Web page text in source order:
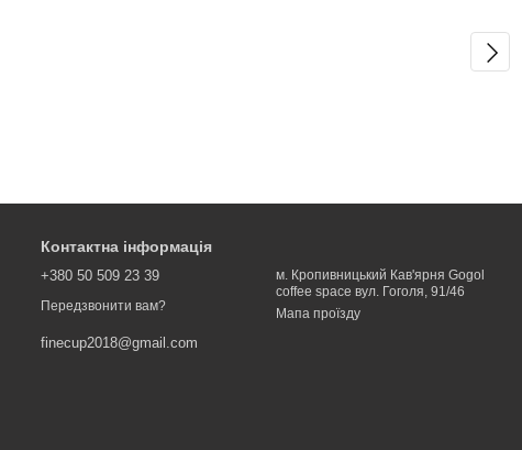
Контактна інформація
+380 50 509 23 39
Передзвонити вам?
finecup2018@gmail.com
м. Кропивницький Кав'ярня Gogol
coffee space вул. Гоголя, 91/46
Мапа проїзду